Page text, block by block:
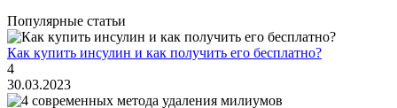
Популярные статьи
Как купить инсулин и как получить его бесплатно?
4
30.03.2023